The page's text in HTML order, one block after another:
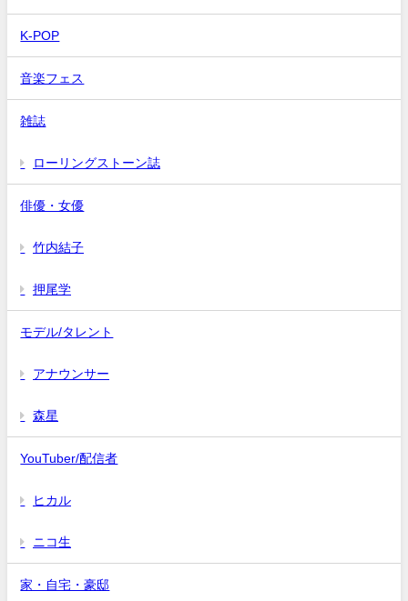
K-POP
音楽フェス
雑誌
ローリングストーン誌
俳優・女優
竹内結子
押尾学
モデル/タレント
アナウンサー
森星
YouTuber/配信者
ヒカル
ニコ生
家・自宅・豪邸